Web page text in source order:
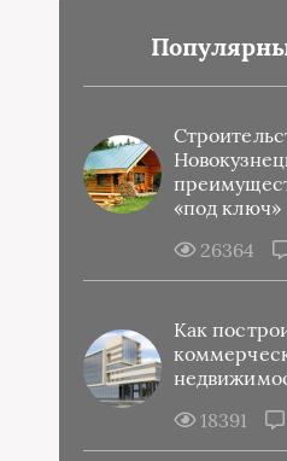
«под ключ»
26364
Как
18391